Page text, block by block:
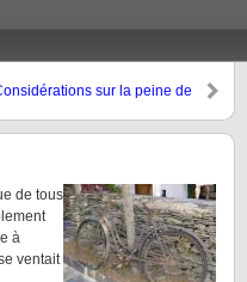
sur la peine de
de tous
à
ventait